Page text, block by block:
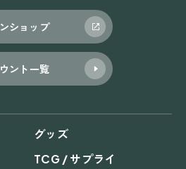
ショップ
ント一覧
グッズ
TCG / サプライ